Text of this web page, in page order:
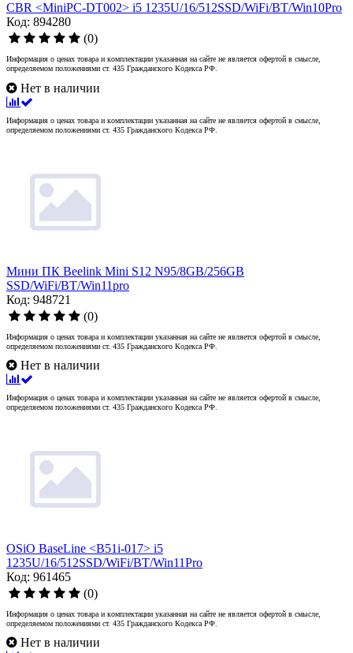
CBR <MiniPC-DT002> i5 1235U/16/512SSD/WiFi/BT/Win10Pro
Код: 894280
(0)
Информация о ценах товара и комплектации указанная на сайте не является офертой в смысле,
определяемом положениями ст. 435 Гражданского Кодекса РФ.
Нет в наличии
Информация о ценах товара и комплектации указанная на сайте не является офертой в смысле,
определяемом положениями ст. 435 Гражданского Кодекса РФ.
Мини ПК Beelink Mini S12 N95/8GB/256GB
SSD/WiFi/BT/Win11pro
Код: 948721
(0)
Информация о ценах товара и комплектации указанная на сайте не является офертой в смысле,
определяемом положениями ст. 435 Гражданского Кодекса РФ.
Нет в наличии
Информация о ценах товара и комплектации указанная на сайте не является офертой в смысле,
определяемом положениями ст. 435 Гражданского Кодекса РФ.
OSiO BaseLine <B51i-017> i5
1235U/16/512SSD/WiFi/BT/Win11Pro
Код: 961465
(0)
Информация о ценах товара и комплектации указанная на сайте не является офертой в смысле,
определяемом положениями ст. 435 Гражданского Кодекса РФ.
Нет в наличии